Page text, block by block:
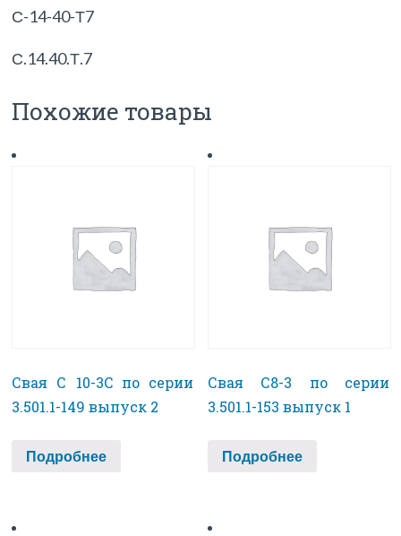
С-14-40-Т7
С.14.40.Т.7
Похожие товары
Свая С 10-3C по серии
3.501.1-149 выпуск 2
Подробнее
Свая С8-3 по серии
3.501.1-153 выпуск 1
Подробнее